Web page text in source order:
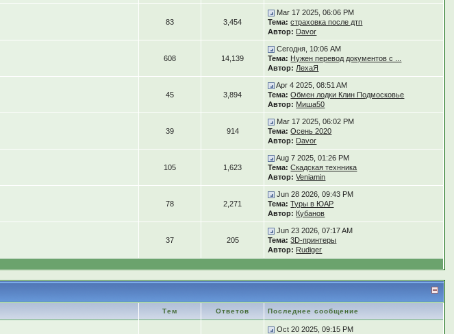
83 3,454
Mar 17 2025, 06:06 PM
Тема: страховка после дтп
Автор: Davor
608 14,139
Сегодня, 10:06 AM
Тема: Нужен перевод документов с ...
Автор: ЛехаЯ
45 3,894
Apr 4 2025, 08:51 AM
Тема: Обмен лодки Клин Подмосковье
Автор: Миша50
39 914
Mar 17 2025, 06:02 PM
Тема: Осень 2020
Автор: Davor
105 1,623
Aug 7 2025, 01:26 PM
Тема: Скадская технника
Автор: Veniamin
78 2,271
Jun 28 2026, 09:43 PM
Тема: Туры в ЮАР
Автор: Кубанов
37 205
Jun 23 2026, 07:17 AM
Тема: 3D-принтеры
Автор: Rudiger
Тем Ответов Последнее сообщение
Oct 20 2025, 09:15 PM